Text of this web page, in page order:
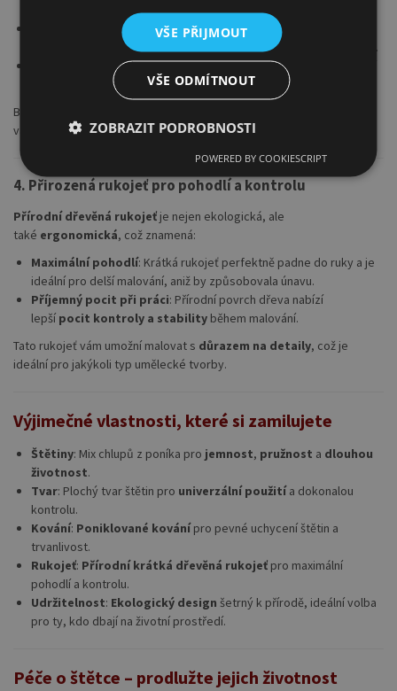
dlouhodobém používání.
: Ať už se věnujeteakvarelu, akrylu
technikám, Kolibri štětce vám umožní tvořit s maximální kontrolou.
Profesionalita a detaily: Perfektní pro detailní malbu, malování
na větší plochy nebo experimentování s různými médii.
Bez ohledu na to, co malujete, štětce Kolibri série 719 splní všechny
vaše požadavky.
4. Přirozená rukojeť pro pohodlí a kontrolu
Přírodní dřevěná rukojeť je nejen ekologická, ale
také ergonomická, což znamená:
Maximální pohodlí: Krátká rukojeť perfektně padne do ruky a je
ideální pro delší malování, aniž by způsobovala únavu.
Příjemný pocit při práci: Přírodní povrch dřeva nabízí
lepší pocit kontroly a stability během malování.
Tato rukojeť vám umožní malovat s důrazem na detaily, což je
ideální pro jakýkoli typ umělecké tvorby.
Výjimečné vlastnosti, které si zamilujete
Štětiny: Mix chlupů z poníka pro jemnost, pružnost a dlouhou
životnost.
Tvar: Plochý tvar štětin pro univerzální použitía dokonalou
kontrolu.
Kování: Poniklované kovánípro pevné uchycení štětin a
trvanlivost.
Rukojeť: Přírodní krátká dřevěná rukojeť pro maximální
pohodlí a kontrolu.
Udržitelnost: Ekologický design šetrný k přírodě, ideální volba
pro ty, kdo dbají na životní prostředí.
Péče o štětce – prodlužte jejich životnost
VŠE PŘIJMOUT
VŠE ODMÍTNOUT
ZOBRAZIT PODROBNOSTI
POWERED BY COOKIESCRIPT